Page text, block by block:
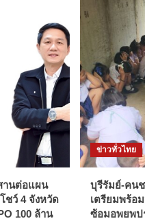
านต่อแผน
ชว์ 4 จังหวัด
100 ล้าน
ข่าวทั่วไทย
บุรีรัมย์-คน
เตรียมพร้อ
ซ้อมอพยพป